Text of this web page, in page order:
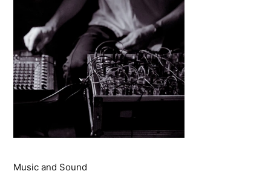
Music and Sound